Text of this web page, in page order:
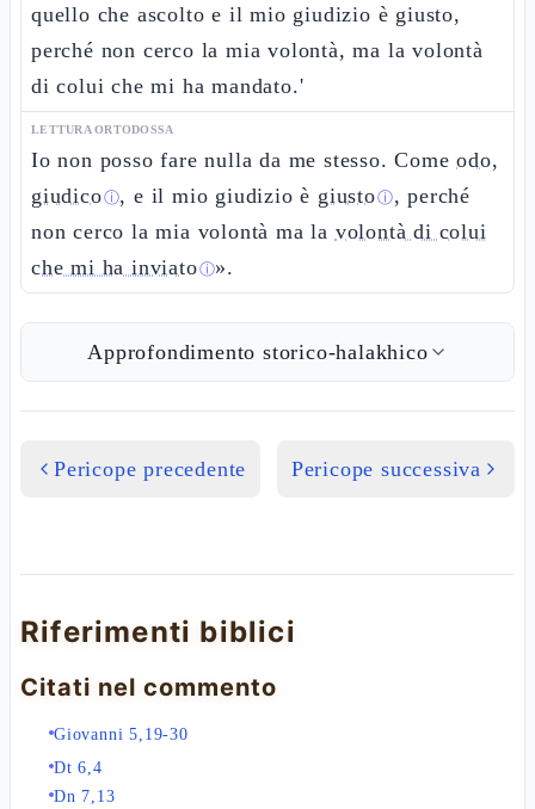
quello che ascolto e il mio giudizio è giusto,
perché non cerco la mia volontà, ma la volontà
di colui che mi ha mandato.'
LETTURA ORTODOSSA
Io non posso fare nulla da me stesso. Comeodo,
giudicoⓘ, e il mio giudizio è giustoⓘ, perché
non cerco la mia volontà ma la volontà di colui
che mi ha inviatoⓘ».
Approfondimento storico-halakhico
Pericope precedente Pericope successiva
Riferimenti biblici
Citati nel commento
Giovanni 5,19-30
Dt 6,4
Dn 7,13